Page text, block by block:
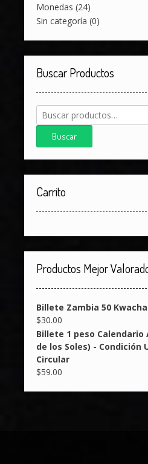
Monedas (24)
Sin categoría (0)
Buscar Productos
Buscar
por:
Buscar
Carrito
Productos Mejor
Billete Zambia 50
$30.00
Billete 1 peso Calendario
de los Soles) - Condición
Circular
$59.00